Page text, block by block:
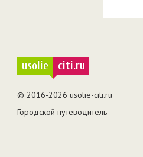
usolie citi.ru
© 2016-2026 usolie-citi.ru
Городской путеводитель